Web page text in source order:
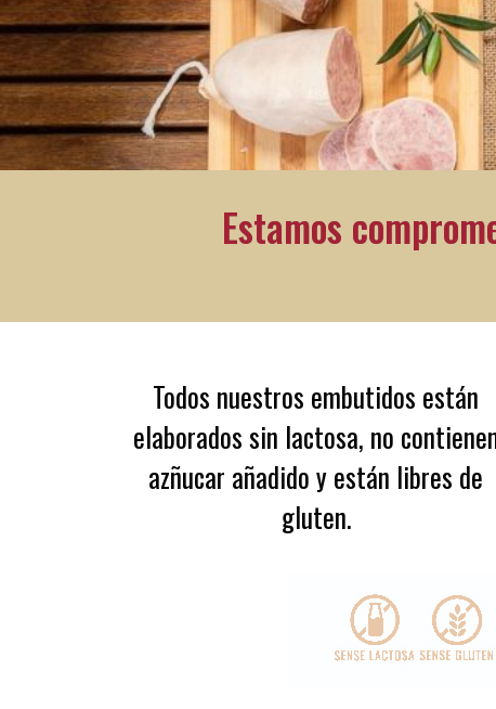
Estamos
Todos nuestros embutidos están
elaborados sin lactosa, no
azñucar añadido y están libres de
gluten.